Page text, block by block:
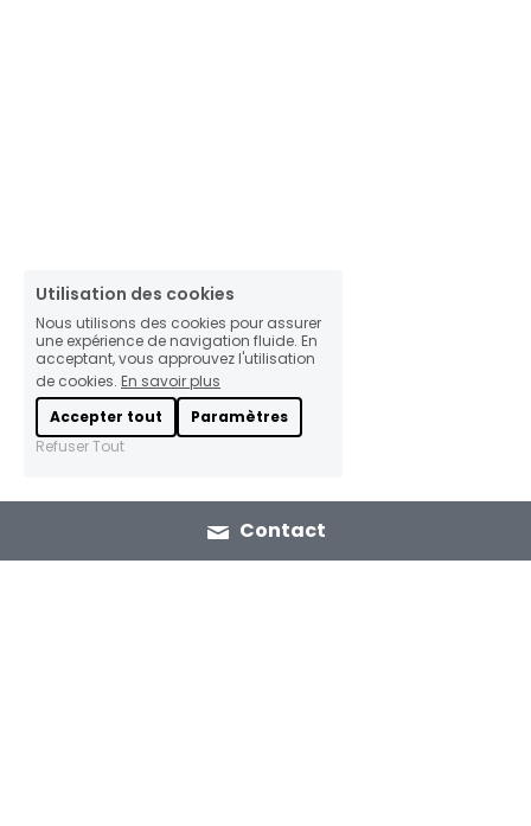
Contact
Utilisation des cookies
Nous utilisons des cookies pour assurer
une expérience de navigation fluide. En
acceptant, vous approuvez l'utilisation
de cookies. En savoir plus
Accepter tout
Paramètres
Refuser Tout